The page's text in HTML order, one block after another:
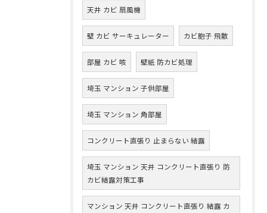
天井 カビ 扇風機
壁 カビ サーキュレーター カビ胞子 飛散
部屋 カビ 咳 壁紙 防カビ処理
埼玉 マンション 子供部屋
埼玉 マンション 角部屋
コンクリート直張り 止まらない 結露
埼玉 マンション 天井 コンクリート直張り 防
カビ結露対策工事
マンション 天井 コンクリート直張り 結露 カ